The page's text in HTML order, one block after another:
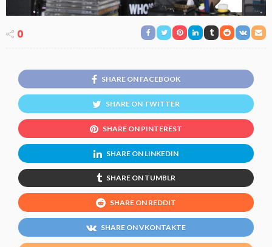
0
SHARE ON FACEBOOK
SHARE ON TWITTER
SHARE ON PINTEREST
SHARE ON LINKEDIN
SHARE ON TUMBLR
SHARE ON REDDIT
SHARE ON VKONTAKTE